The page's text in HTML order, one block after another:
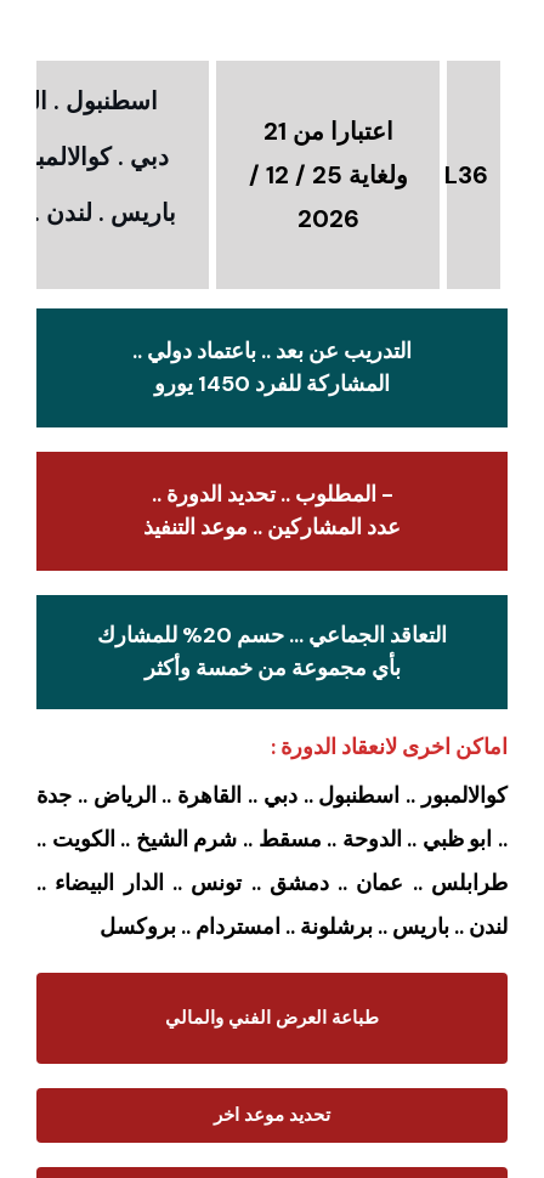
L36
اعتبارا من 21
ولغاية 25 / 12 /
2026
اسطنبول .
دبي .
باريس . لندن .
التدريب عن بعد .. باعتماد دولي ..
المشاركة للفرد 1450 يورو
- المطلوب .. تحديد الدورة ..
عدد المشاركين .. موعد التنفيذ
التعاقد الجماعي … حسم 20% للمشارك
بأي مجموعة من خمسة وأكثر
اماكن اخرى لانعقاد الدورة :
كوالالمبور .. اسطنبول .. دبي .. القاهرة .. الرياض .. جدة
.. ابو ظبي .. الدوحة .. مسقط .. شرم الشيخ .. الكويت ..
طرابلس .. عمان .. دمشق .. تونس .. الدار البيضاء ..
لندن .. باريس .. برشلونة .. امستردام .. بروكسل
طباعة العرض الفني والمالي
تحديد موعد اخر